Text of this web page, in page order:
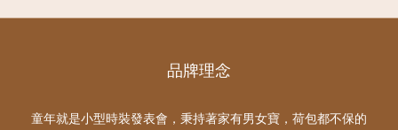
品牌理念
童年就是小型時裝發表會，秉持著家有男女寶，荷包都不保的